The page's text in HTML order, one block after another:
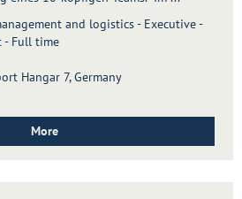
and logistics - Executive -
- Full time
Hangar 7, Germany
More